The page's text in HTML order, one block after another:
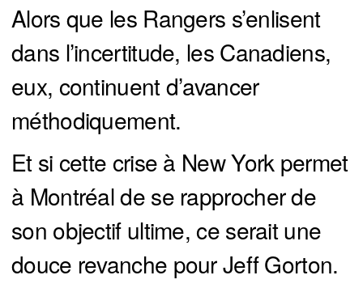
Alors que les Rangers s’enlisent
dans l’incertitude, les Canadiens,
eux, continuent d’avancer
méthodiquement.
Et si cette crise à New York permet
à Montréal de se rapprocher de
son objectif ultime, ce serait une
douce revanche pour Jeff Gorton.